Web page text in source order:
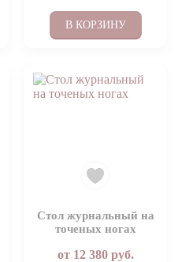
В КОРЗИНУ
Стол журнальный на
точеных ногах
от 12 380руб.